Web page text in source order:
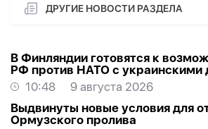
ДРУГИЕ НОВОСТИ РАЗДЕЛА
В Финляндии готовятся к
РФ против НАТО с украинскими
10:48
9 августа 2026
Выдвинуты новые условия для
Ормузского пролива